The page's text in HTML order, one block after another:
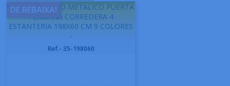
-GAPSA ARMARIO METALICO PUERTA
PERSIANA CORREDERA 4
ESTANTERIA 198X60 CM 9 COLORES
-
Ref.- 35-198060
DE REBAIXA!